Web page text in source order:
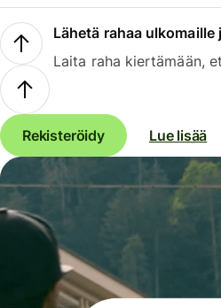
Lähetä rahaa
Laita raha kiertämään,
Rekisteröidy Lue lisää